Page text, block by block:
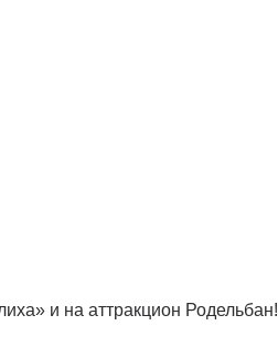
и на аттракцион Родельбан!